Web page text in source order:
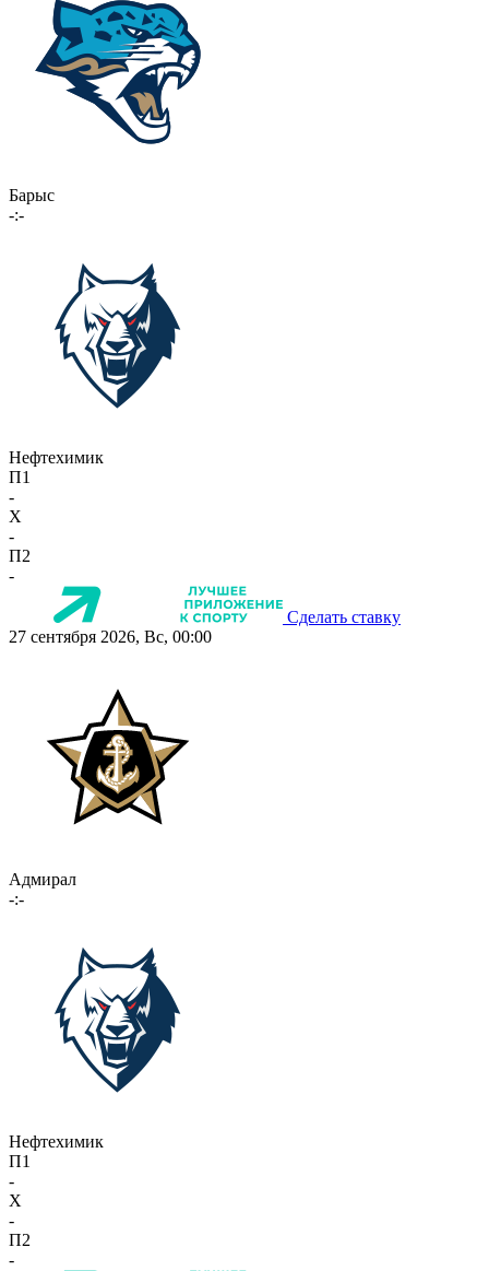
Барыс
-:-
Нефтехимик
П1
-
X
-
П2
-
Сделать ставку
27 сентября 2026, Вс, 00:00
Адмирал
-:-
Нефтехимик
П1
-
X
-
П2
-